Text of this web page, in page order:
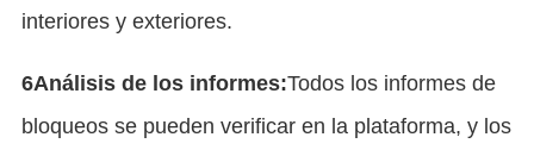
interiores y exteriores.
6Análisis de los informes:Todos los informes de
bloqueos se pueden verificar en la plataforma, y los